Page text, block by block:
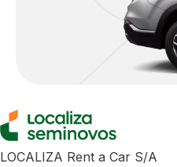
LOCALIZA Rent a Car S/A